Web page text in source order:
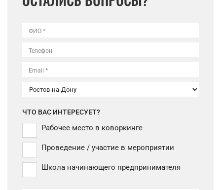
ФИО *
Телефон
Email *
ЧТО ВАС ИНТЕРЕСУЕТ?
Рабочее место в коворкинге
Проведение / участие в мероприятии
Школа начинающего предпринимателя